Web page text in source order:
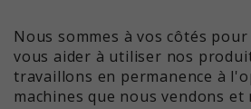
Nous sommes à vos côtés
vous aider à utiliser nos
travaillons en permanence à
machines que nous vendons et